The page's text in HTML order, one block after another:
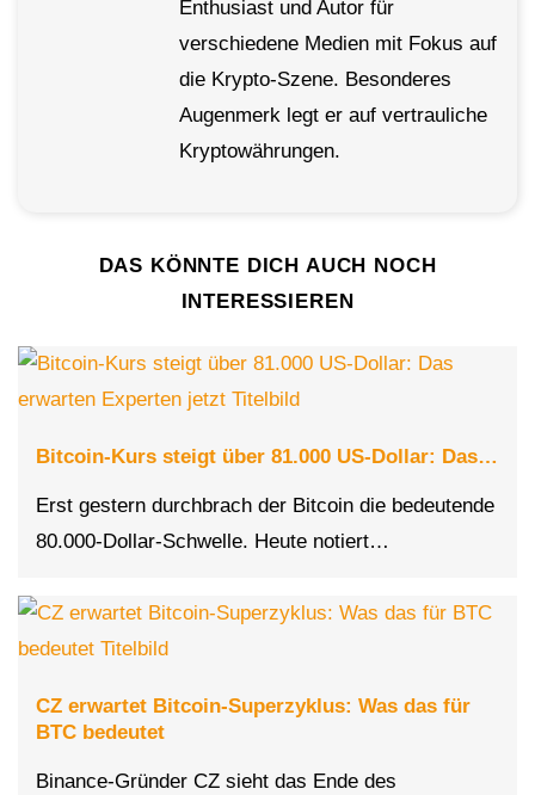
Enthusiast und Autor für
verschiedene Medien mit Fokus auf
die Krypto-Szene. Besonderes
Augenmerk legt er auf vertrauliche
Kryptowährungen.
DAS KÖNNTE DICH AUCH NOCH
INTERESSIEREN
Bitcoin-Kurs steigt über 81.000 US-Dollar: Das…
Erst gestern durchbrach der Bitcoin die bedeutende
80.000-Dollar-Schwelle. Heute notiert…
CZ erwartet Bitcoin-Superzyklus: Was das für
BTC bedeutet
Binance-Gründer CZ sieht das Ende des